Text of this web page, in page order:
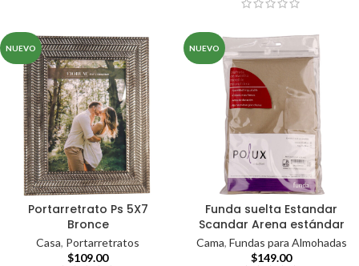
NUEVO
Portarretrato Ps 5X7
Bronce
Casa, Portarretratos
$109.00
NUEVO
Funda suelta Estandar
Scandar Arena estándar
Cama, Fundas para Almohadas
$149.00